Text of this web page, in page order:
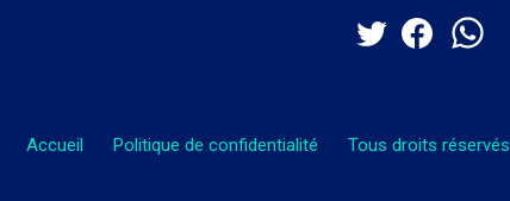
Accueil Politique de confidentialité Tous droits réservés